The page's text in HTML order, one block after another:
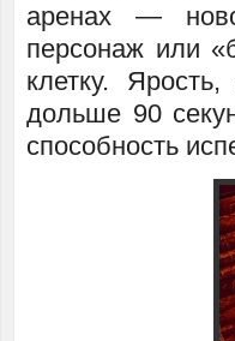
аренах —
персонаж или
клетку.
дольше 90
способность